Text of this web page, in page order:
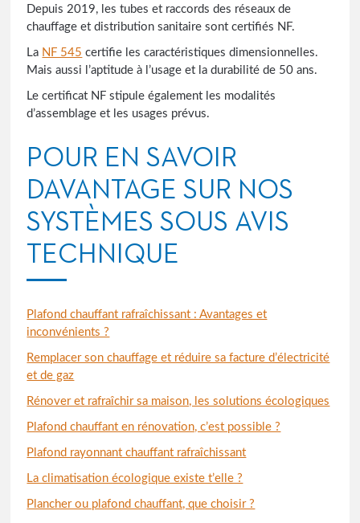
Depuis 2019, les tubes et raccords des réseaux de
chauffage et distribution sanitaire sont certifiés NF.
La NF 545 certifie les caractéristiques dimensionnelles.
Mais aussi l’aptitude à l’usage et la durabilité de 50 ans.
Le certificat NF stipule également les modalités
d’assemblage et les usages prévus.
POUR EN SAVOIR
DAVANTAGE SUR NOS
SYSTÈMES SOUS AVIS
TECHNIQUE
Plafond chauffant rafraîchissant : Avantages et
inconvénients ?
Remplacer son chauffage et réduire sa facture d’électricité
et de gaz
Rénover et rafraîchir sa maison, les solutions écologiques
Plafond chauffant en rénovation, c’est possible ?
Plafond rayonnant chauffant rafraîchissant
La climatisation écologique existe t’elle ?
Plancher ou plafond chauffant, que choisir ?